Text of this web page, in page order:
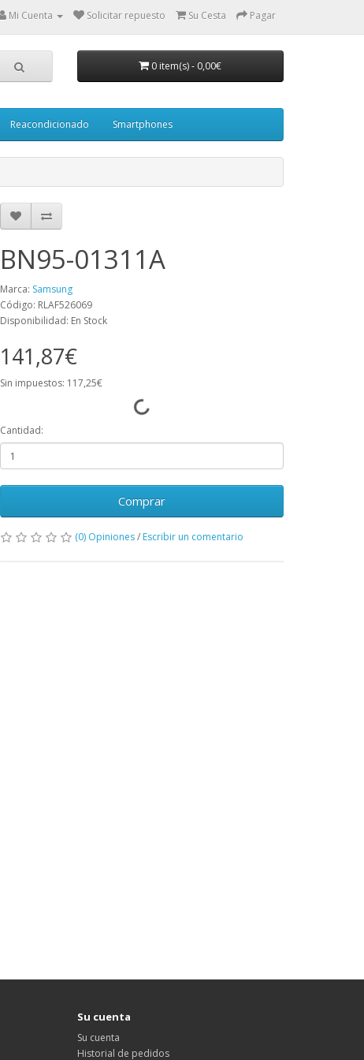
Mi Cuenta Solicitar repuesto Su Cesta Pagar
0 item(s)- 0,00€
Reacondicionado Smartphones
BN95-01311A
Marca: Samsung
Código: RLAF526069
Disponibilidad: En Stock
141,87€
Sin impuestos: 117,25€
Cantidad:
Comprar
(0) Opiniones/ Escribir un comentario
Su cuenta
Su cuenta
Historial de pedidos